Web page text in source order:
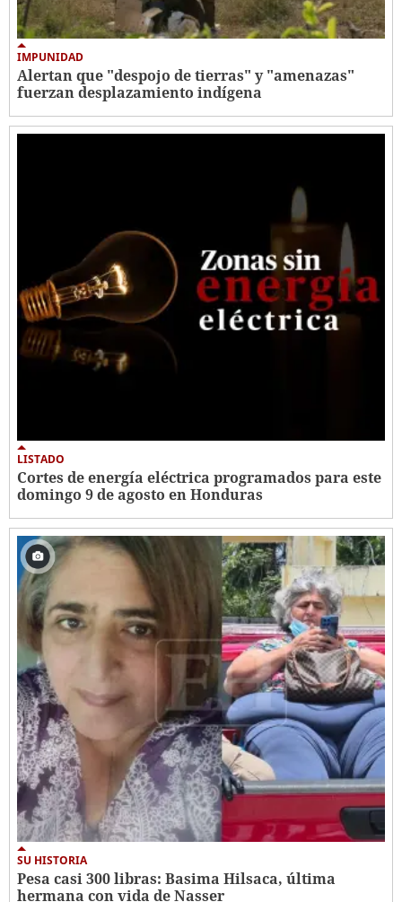
IMPUNIDAD
Alertan que "despojo de tierras" y "amenazas"
fuerzan desplazamiento indígena
LISTADO
Cortes de energía eléctrica programados para este
domingo 9 de agosto en Honduras
SU HISTORIA
Pesa casi 300 libras: Basima Hilsaca, última
hermana con vida de Nasser